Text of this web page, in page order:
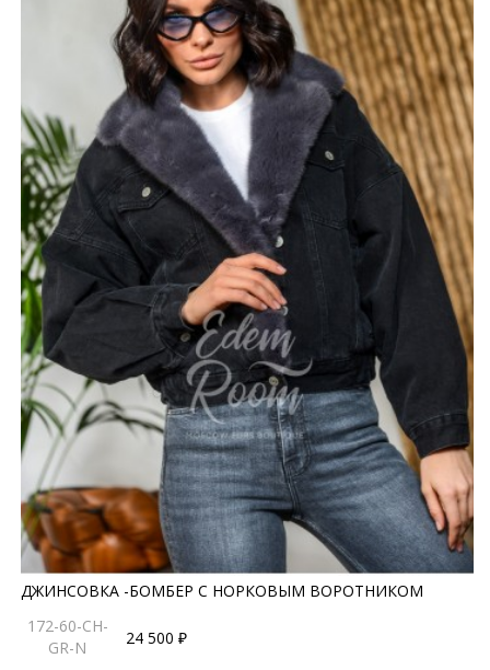
ДЖИНСОВКА -БОМБЕР С НОРКОВЫМ ВОРОТНИКОМ
172-60-CH-
GR-N
24 500 ₽